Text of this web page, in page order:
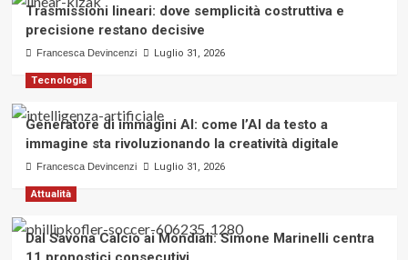
Trasmissioni lineari: dove semplicità costruttiva e
precisione restano decisive
Francesca Devincenzi Luglio 31, 2026
Tecnologia
Generatore di immagini AI: come l’AI da testo a
immagine sta rivoluzionando la creatività digitale
Francesca Devincenzi Luglio 31, 2026
Attualità
Dal Savona Calcio ai Mondiali: Simone Marinelli centra